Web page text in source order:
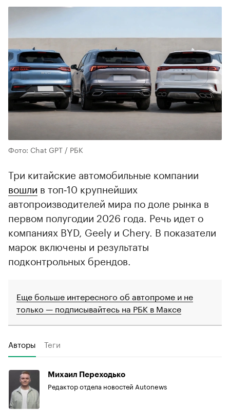
Фото: Chat GPT / РБК
Три китайские автомобильные компании
вошли в топ‑10 крупнейших
автопроизводителей мира по доле рынка в
первом полугодии 2026 года. Речь идет о
компаниях BYD, Geely и Chery. В показатели
марок включены и результаты
подконтрольных брендов.
Еще больше интересного об автопроме и не
только — подписывайтесь на РБК в Максе
Авторы Теги
Михаил Переходько
Редактор отдела новостей Autonews